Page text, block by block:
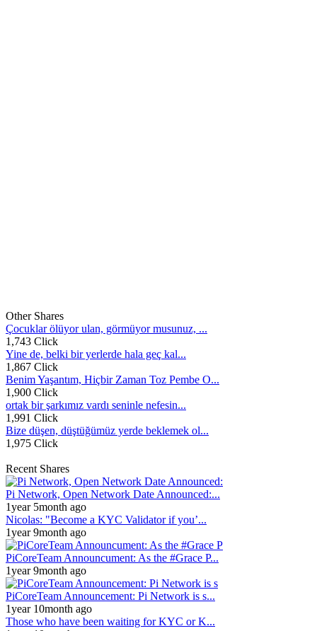
Other Shares
Çocuklar ölüyor ulan, görmüyor musunuz, ...
1,743 Click
Yine de, belki bir yerlerde hala geç kal...
1,867 Click
Benim Yaşantım, Hiçbir Zaman Toz Pembe O...
1,900 Click
ortak bir şarkımız vardı seninle nefesin...
1,991 Click
Bize düşen, düştüğümüz yerde beklemek ol...
1,975 Click
Recent Shares
Pi Network, Open Network Date Announced:...
1year 5month ago
Nicolas: "Become a KYC Validator if you’...
1year 9month ago
PiCoreTeam Announcument: As the #Grace P...
1year 9month ago
PiCoreTeam Announcement: Pi Network is s...
1year 10month ago
Those who have been waiting for KYC or K...